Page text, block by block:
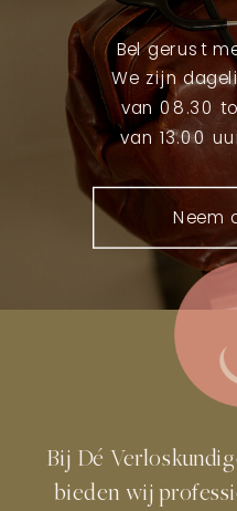
Neem
Bel gerust
We zijn
van 08.30
van 13.00
Bij Dé
bieden wij